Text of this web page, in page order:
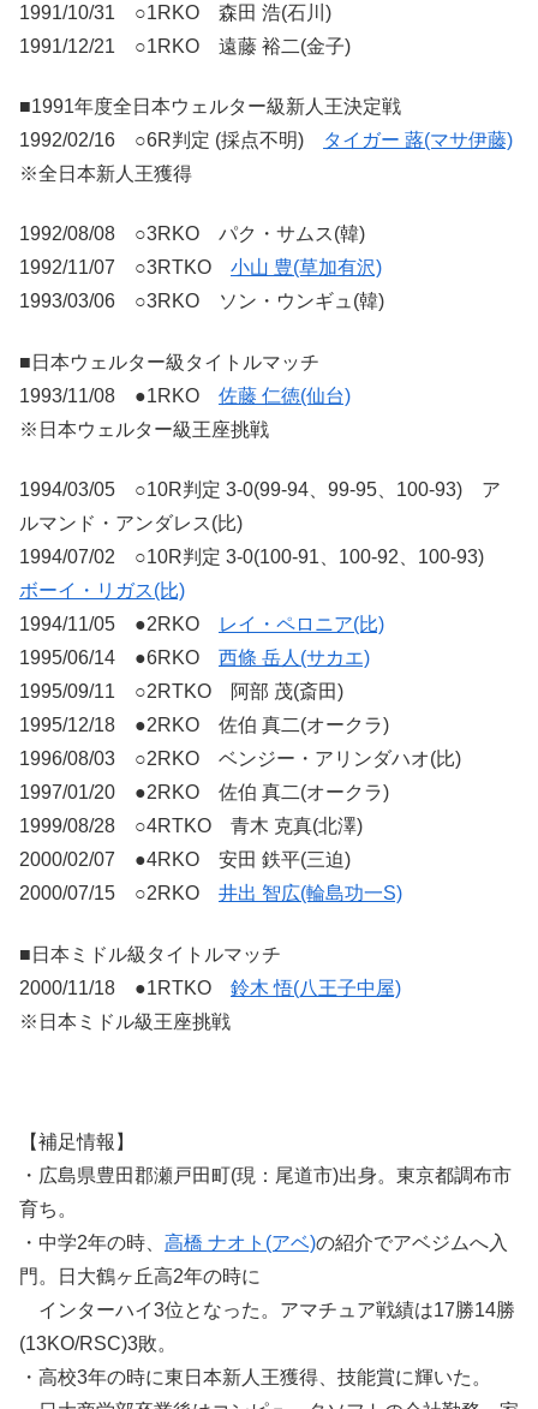
1991/10/31 ○1RKO 森田 浩(石川)
1991/12/21 ○1RKO 遠藤 裕二(金子)
■1991年度全日本ウェルター級新人王決定戦
1992/02/16 ○6R判定 (採点不明)
タイガー 蕗(マサ伊藤)
※全日本新人王獲得
1992/08/08 ○3RKO パク・サムス(韓)
1992/11/07 ○3RTKO 小山 豊(草加有沢)
1993/03/06 ○3RKO ソン・ウンギュ(韓)
■日本ウェルター級タイトルマッチ
1993/11/08 ●1RKO 佐藤 仁徳(仙台)
※日本ウェルター級王座挑戦
1994/03/05 ○10R判定 3-0(99-94、99-95、100-93) ア
ルマンド・アンダレス(比)
1994/07/02 ○10R判定 3-0(100-91、100-92、100-93)
ボーイ・リガス(比)
1994/11/05 ●2RKO
レイ・ペロニア(比)
1995/06/14 ●6RKO 西條 岳人(サカエ)
1995/09/11 ○2RTKO 阿部 茂(斎田)
1995/12/18 ●2RKO 佐伯 真二(オークラ)
1996/08/03 ○2RKO ベンジー・アリンダハオ(比)
1997/01/20 ●2RKO 佐伯 真二(オークラ)
1999/08/28 ○4RTKO 青木 克真(北澤)
2000/02/07 ●4RKO 安田 鉄平(三迫)
2000/07/15 ○2RKO 井出 智広(輪島功一S)
■日本ミドル級タイトルマッチ
2000/11/18 ●1RTKO 鈴木 悟(八王子中屋)
※日本ミドル級王座挑戦
【補足情報】
・広島県豊田郡瀬戸田町(現：尾道市)出身。東京都調布市
育ち。
・中学2年の時、 高橋 ナオト(アベ)の紹介でアベジムへ入
門。日大鶴ヶ丘高2年の時に
インターハイ3位となった。アマチュア戦績は17勝14勝
(13KO/RSC)3敗。
・高校3年の時に東日本新人王獲得、技能賞に輝いた。